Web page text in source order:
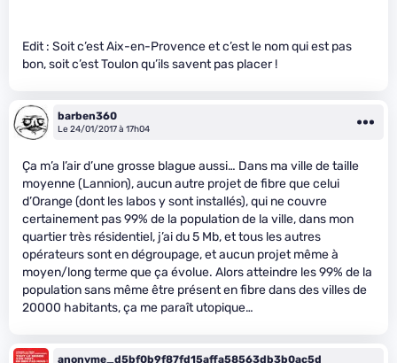
Edit : Soit c’est Aix-en-Provence et c’est le nom qui est pas
bon, soit c’est Toulon qu’ils savent pas placer !
barben360
Le 24/01/2017 à 17h04
Ça m’a l’air d’une grosse blague aussi… Dans ma ville de taille
moyenne (Lannion), aucun autre projet de fibre que celui
d’Orange (dont les labos y sont installés), qui ne couvre
certainement pas 99% de la population de la ville, dans mon
quartier très résidentiel, j’ai du 5 Mb, et tous les autres
opérateurs sont en dégroupage, et aucun projet même à
moyen/long terme que ça évolue. Alors atteindre les 99% de la
population sans même être présent en fibre dans des villes de
20000 habitants, ça me paraît utopique…
anonyme_d5bf0b9f87fd15affa58563db3b0ac5d